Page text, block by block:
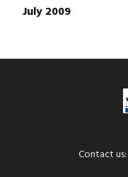
July 2009
Contact us: